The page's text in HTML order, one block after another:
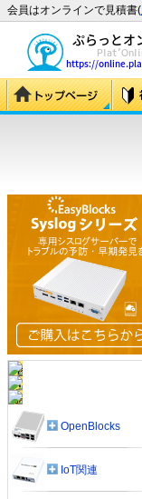
会員はオンラインで見積書(
OpenBlocks
IoT関連